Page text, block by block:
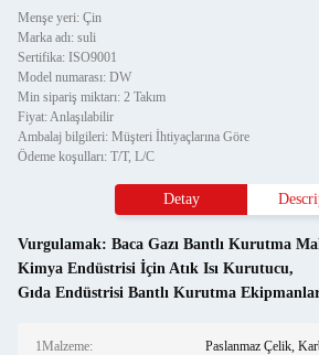
Menşe yeri: Çin
Marka adı: suli
Sertifika: ISO9001
Model numarası: DW
Min sipariş miktarı: 2 Takım
Fiyat: Anlaşılabilir
Ambalaj bilgileri: Müşteri İhtiyaçlarına Göre
Ödeme koşulları: T/T, L/C
Detay
Vurgulamak: Baca Gazı Bantlı Kurutma
Kimya Endüstrisi İçin Atık Isı Kurutucu,
Gıda Endüstrisi Bantlı Kurutma
1Malzeme: Paslanmaz Çelik,